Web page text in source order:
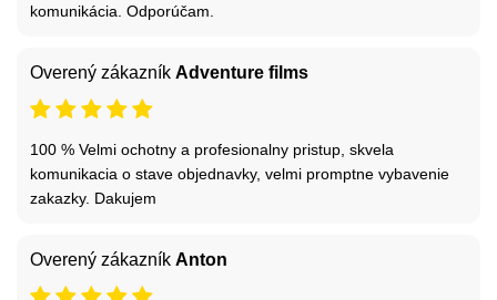
komunikácia. Odporúčam.
Overený zákazník Adventure films
100 % Velmi ochotny a profesionalny pristup, skvela
komunikacia o stave objednavky, velmi promptne vybavenie
zakazky. Dakujem
Overený zákazník Anton